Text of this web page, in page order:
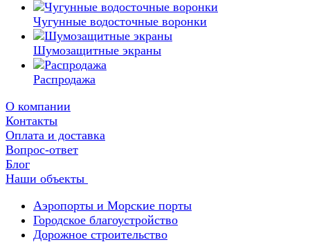
Чугунные водосточные воронки
Шумозащитные экраны
Распродажа
О компании
Контакты
Оплата и доставка
Вопрос-ответ
Блог
Наши объекты
Аэропорты и Морские порты
Городское благоустройство
Дорожное строительство